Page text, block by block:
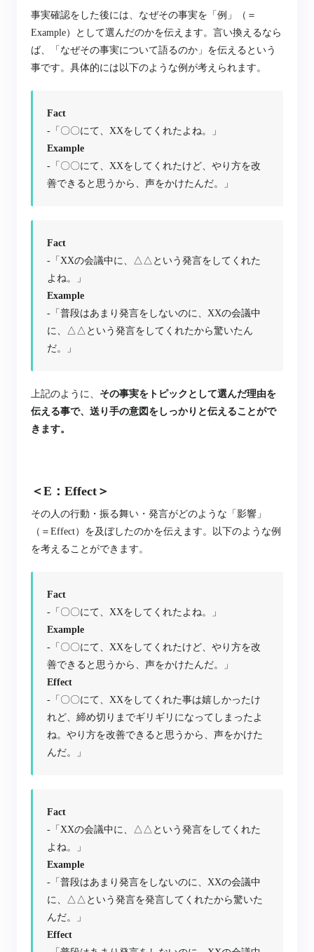
事実確認をした後には、なぜその事実を「例」（＝
Example）として選んだのかを伝えます。言い換えるなら
ば、「なぜその事実について語るのか」を伝えるという
事です。 具体的には以下のような例が考えられます。
Fact
-「〇〇にて、XXをしてくれたよね。」
Example
-「〇〇にて、XXをしてくれたけど、やり方を改
善できると思うから、声をかけたんだ。」
Fact
-「XXの会議中に、△△という発言をしてくれた
よね。」
Example
-「普段はあまり発言をしないのに、XXの会議中
に、△△という発言をしてくれたから驚いたん
だ。」
上記のように、 その事実をトピックとして選んだ理由を
伝える事で、送り手の意図をしっかりと伝えることがで
きます。
＜E：Effect＞
その人の行動・振る舞い・発言がどのような「影響」
（＝Effect）を及ぼしたのかを伝えます。
以下のような例
を考えることができます。
Fact
-「〇〇にて、XXをしてくれたよね。」
Example
-「〇〇にて、XXをしてくれたけど、やり方を改
善できると思うから、声をかけたんだ。」
Effect
-「〇〇にて、XXをしてくれた事は嬉しかったけ
れど、締め切りまでギリギリになってしまったよ
ね。やり方を改善できると思うから、声をかけた
んだ。」
Fact
-「XXの会議中に、△△という発言をしてくれた
よね。」
Example
-「普段はあまり発言をしないのに、XXの会議中
に、△△という発言を発言してくれたから驚いた
んだ。」
Effect